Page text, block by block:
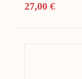
27,00 €